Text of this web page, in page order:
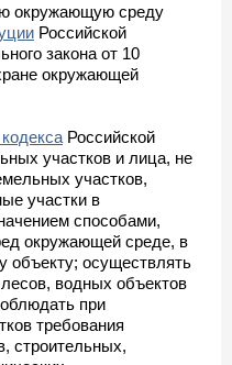
окружающую среду
Российской
закона от 10
окружающей
Российской
участков и лица, не
участков,
участки в
способами,
окружающей среде, в
объекту; осуществлять
водных объектов
при
требования
строительных,